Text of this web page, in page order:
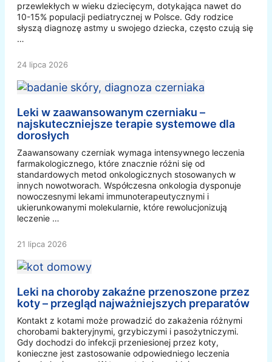
przewlekłych w wieku dziecięcym, dotykająca nawet do
10-15% populacji pediatrycznej w Polsce. Gdy rodzice
słyszą diagnozę astmy u swojego dziecka, często czują się
…
24 lipca 2026
Leki w zaawansowanym czerniaku –
najskuteczniejsze terapie systemowe dla
dorosłych
Zaawansowany czerniak wymaga intensywnego leczenia
farmakologicznego, które znacznie różni się od
standardowych metod onkologicznych stosowanych w
innych nowotworach. Współczesna onkologia dysponuje
nowoczesnymi lekami immunoterapeutycznymi i
ukierunkowanymi molekularnie, które rewolucjonizują
leczenie …
21 lipca 2026
Leki na choroby zakaźne przenoszone przez
koty – przegląd najważniejszych preparatów
Kontakt z kotami może prowadzić do zakażenia różnymi
chorobami bakteryjnymi, grzybiczymi i pasożytniczymi.
Gdy dochodzi do infekcji przeniesionej przez koty,
konieczne jest zastosowanie odpowiedniego leczenia